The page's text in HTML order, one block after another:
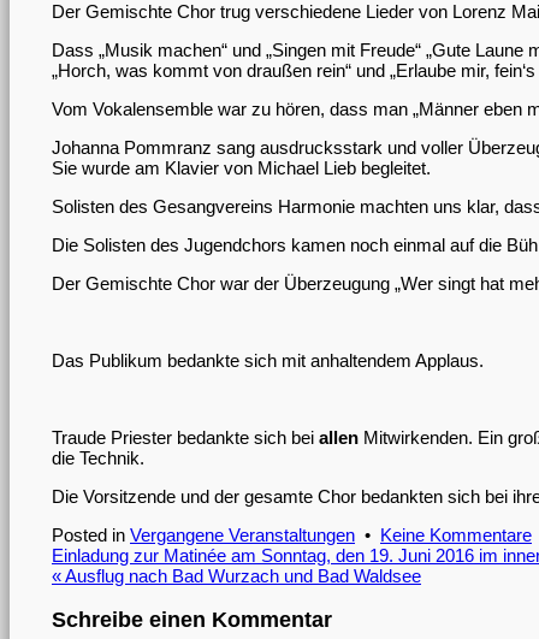
Der Gemischte Chor trug verschiedene Lieder von Lorenz
Dass „Musik machen“ und „Singen mit Freude“ „Gute
„Horch, was kommt von draußen rein“ und „Erlaube mir,
Vom Vokalensemble war zu hören, dass man „Männer eben
Johanna Pommranz sang ausdrucksstark und voller
Sie wurde am Klavier von Michael Lieb begleitet.
Solisten des Gesangvereins Harmonie machten uns klar,
Die Solisten des Jugendchors kamen noch einmal auf die
Der Gemischte Chor war der Überzeugung „Wer singt hat
Das Publikum bedankte sich mit anhaltendem Applaus.
Traude Priester bedankte sich bei allen Mitwirkenden. Ein
die Technik.
Die Vorsitzende und der gesamte Chor bedankten sich bei
Posted in Vergangene Veranstaltungen • Keine Kommentare
Beitragsnavigation
Einladung zur Matinée am Sonntag, den 19. Juni 2016 im
« Ausflug nach Bad Wurzach und Bad Waldsee
Schreibe einen Kommentar